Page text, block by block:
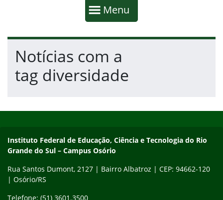
Mostrar
Menu
Fim da navegação
Início do conteúdo
Notícias com a
tag diversidade
Instituto Federal de Educação, Ciência e Tecnologia do Rio
Instituto Federal de Educação, Ciência e Tecnologia do Rio
Grande do Sul – Campus Osório
Rua Santos Dumont, 2127 | Bairro Albatroz | CEP: 94662-120
| Osório/RS
Telefone: (51) 3601.3500